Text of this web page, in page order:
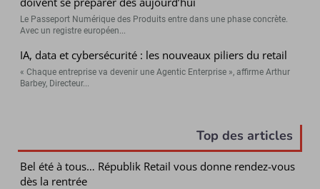
Le Passeport Numérique des Produits entre dans une phase concrète.
Avec un registre européen...
IA, data et cybersécurité : les nouveaux piliers du retail
« Chaque entreprise va devenir une Agentic Enterprise », affirme Arthur
Barbey, Directeur...
Top des articles
Bel été à tous… Républik Retail vous donne rendez-vous
dès la rentrée